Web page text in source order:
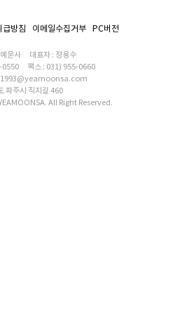
급방침 이메일수집거부 PC버전
문사
대표자 : 정용수
0550
팩스 : 031) 955-0660
파주시 직지길 460
All Right Reserved.